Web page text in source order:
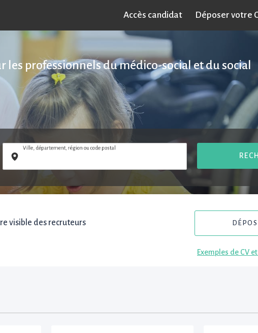
Accès candidat Déposer votre
les professionnels du médico-social et du social
Ville, département, région ou code postal
visible des recruteurs
Exemples de CV